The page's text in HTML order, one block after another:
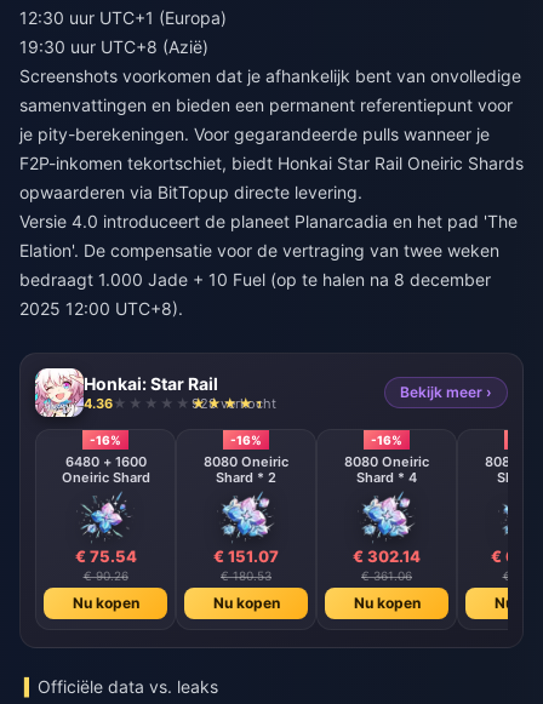
12:30 uur UTC+1 (Europa)
19:30 uur UTC+8 (Azië)
Screenshots voorkomen dat je afhankelijk bent van onvolledige
samenvattingen en bieden een permanent referentiepunt voor
je pity-berekeningen. Voor gegarandeerde pulls wanneer je
F2P-inkomen tekortschiet, biedt Honkai Star Rail Oneiric Shards
opwaarderen via BitTopup directe levering.
Versie 4.0 introduceert de planeet Planarcadia en het pad 'The
Elation'. De compensatie voor de vertraging van twee weken
bedraagt 1.000 Jade + 10 Fuel (op te halen na 8 december
2025 12:00 UTC+8).
Honkai: Star Rail
4.36 928 verkocht
Bekijk meer ›
-16%
6480 + 1600
Oneiric Shard
€ 75.54
€ 90.26
Nu kopen
-16%
8080 Oneiric
Shard * 2
€ 151.07
€ 180.53
Nu kopen
-16%
8080 Oneiric
Shard * 4
€ 302.14
€ 361.06
Nu kopen
8080
Shard
€
€
Nu
Officiële data vs. leaks